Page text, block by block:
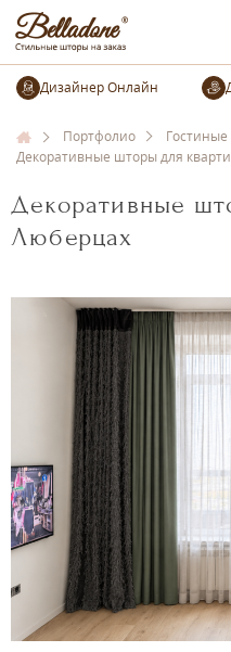
Портфолио
Гостиные
Декоративные шторы для
Декоративные
Люберцах